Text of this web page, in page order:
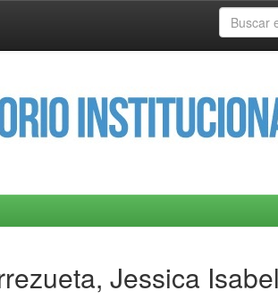
Jessica Isabel